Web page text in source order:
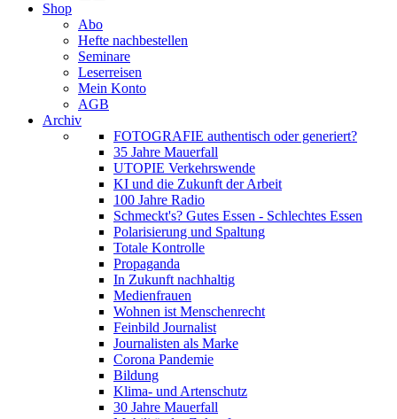
Shop
Abo
Hefte nachbestellen
Seminare
Leserreisen
Mein Konto
AGB
Archiv
FOTOGRAFIE authentisch oder generiert?
35 Jahre Mauerfall
UTOPIE Verkehrswende
KI und die Zukunft der Arbeit
100 Jahre Radio
Schmeckt's? Gutes Essen - Schlechtes Essen
Polarisierung und Spaltung
Totale Kontrolle
Propaganda
In Zukunft nachhaltig
Medienfrauen
Wohnen ist Menschenrecht
Feinbild Journalist
Journalisten als Marke
Corona Pandemie
Bildung
Klima- und Artenschutz
30 Jahre Mauerfall